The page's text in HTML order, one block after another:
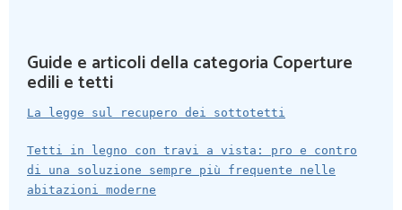
Guide e articoli della categoria Coperture
edili e tetti
La legge sul recupero dei sottotetti
Tetti in legno con travi a vista: pro e contro
di una soluzione sempre più frequente nelle
abitazioni moderne